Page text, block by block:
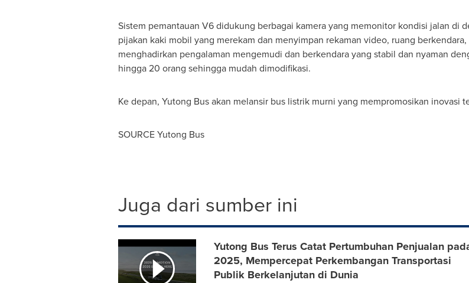
Sistem pemantauan V6 didukung berbagai kamera yang memonitor kondisi jalan di
pijakan kaki mobil yang merekam dan menyimpan rekaman video, ruang
menghadirkan pengalaman mengemudi dan berkendara yang stabil dan nyaman
hingga 20 orang sehingga mudah dimodifikasi.
Ke depan, Yutong Bus akan melansir bus listrik murni yang mempromosikan inovasi
SOURCE Yutong Bus
Juga dari sumber ini
Yutong Bus Terus Catat Pertumbuhan Penjualan
2025, Mempercepat Perkembangan Transportasi
Publik Berkelanjutan di Dunia